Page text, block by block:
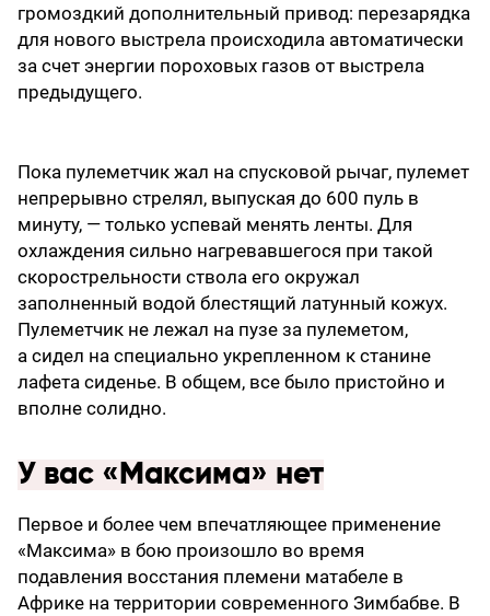
громоздкий дополнительный привод: перезарядка
для нового выстрела происходила автоматически
за счет энергии пороховых газов от выстрела
предыдущего.
Пока пулеметчик жал на спусковой рычаг, пулемет
непрерывно стрелял, выпуская до 600 пуль в
минуту, — только успевай менять ленты. Для
охлаждения сильно нагревавшегося при такой
скорострельности ствола его окружал
заполненный водой блестящий латунный кожух.
Пулеметчик не лежал на пузе за пулеметом,
а сидел на специально укрепленном к станине
лафета сиденье. В общем, все было пристойно и
вполне солидно.
У вас «Максима» нет
Первое и более чем впечатляющее применение
«Максима» в бою произошло во время
подавления восстания племени матабеле в
Африке на территории современного Зимбабве. В